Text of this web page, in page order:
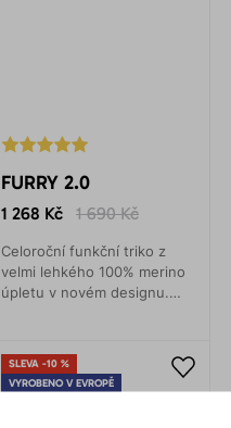
FURRY 2.0
1 268 Kč 1 690 Kč
Celoroční funkční triko z
velmi lehkého 100% merino
úpletu v novém designu.
SLEVA -10 %
VYROBENO V EVROPĚ